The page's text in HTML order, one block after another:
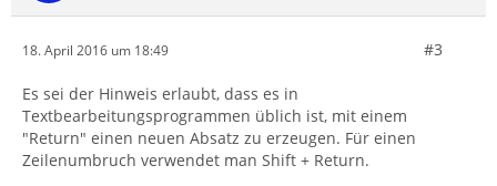
18. April 2016 um 18:49 #3
Es sei der Hinweis erlaubt, dass es in
Textbearbeitungsprogrammen üblich ist, mit einem
"Return" einen neuen Absatz zu erzeugen. Für einen
Zeilenumbruch verwendet man Shift + Return.